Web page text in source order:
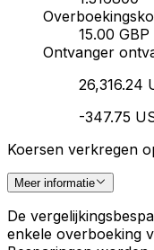
15.00 GBP
Ontvanger
26,316.24
-347.75
Koersen verkregen
Meer informatie
De
enkele overboeking